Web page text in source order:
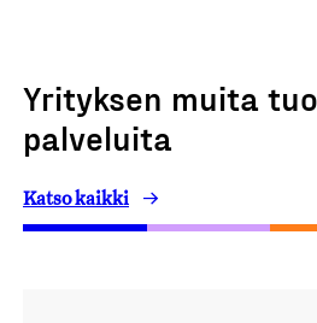
Yrityksen muita
palveluita
Katso kaikki